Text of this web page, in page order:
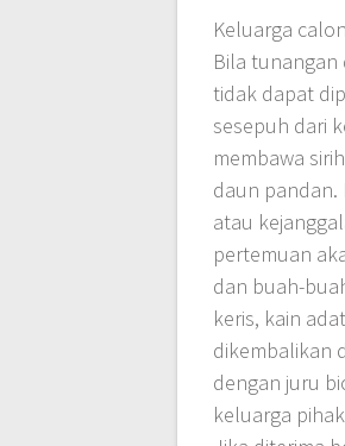
Keluarga
Bila
tidak dapat
sesepuh dari
membawa
daun pandan.
atau
pertemuan
dan buah-
keris, kain
dikembalikan
dengan juru
keluarga